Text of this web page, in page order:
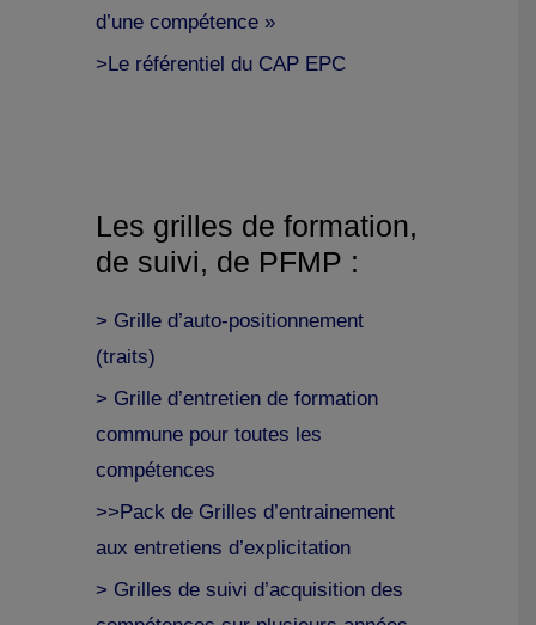
d’une compétence »
>Le référentiel du CAP EPC
Les grilles de formation,
de suivi, de PFMP :
> Grille d’auto-positionnement
(traits)
> Grille d’entretien de formation
commune pour toutes les
compétences
>>Pack de Grilles d’entrainement
aux entretiens d’explicitation
> Grilles de suivi d’acquisition des